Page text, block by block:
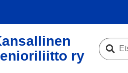
ry
Etsi
sivustolta